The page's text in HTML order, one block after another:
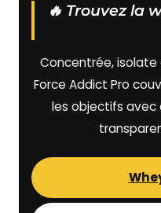
🔥 Trouvez la
Concentrée, isolate
Force Addict Pro
les objectifs avec